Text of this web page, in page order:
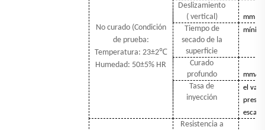
No curado (Condición
de prueba:
Temperatura: 23±2℃
Humedad: 50±5% HR
Deslizamiento
( vertical) mm
Tiempo de
secado de la
superficie
Curado
profundo
mm/
Tasa de
inyección
el
escape
Resistencia a